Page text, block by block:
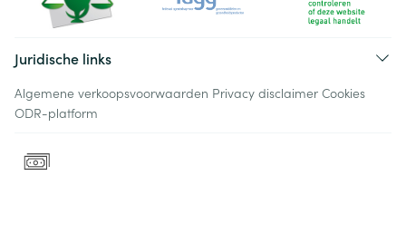
Juridische links
Algemene verkoopsvoorwaarden Privacy disclaimer Cookies
ODR-platform